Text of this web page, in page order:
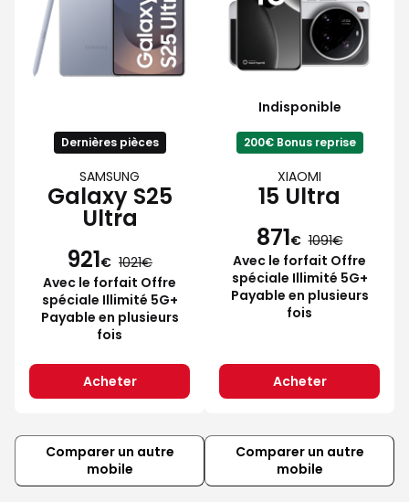
Dernières pièces
SAMSUNG
Galaxy S25
Ultra
921€ 1021
Avec le forfait Offre
spéciale Illimité 5G+
Payable en plusieurs
fois
Acheter
Indisponible
200€ Bonus reprise
XIAOMI
15 Ultra
871€ 1091
Avec le forfait Offre
spéciale Illimité 5G+
Payable en plusieurs
fois
Acheter
Comparer un autre
mobile
Comparer un autre
mobile